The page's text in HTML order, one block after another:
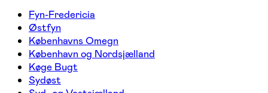
Fyn-Fredericia
Østfyn
Københavns Omegn
København og Nordsjælland
Køge Bugt
Sydøst